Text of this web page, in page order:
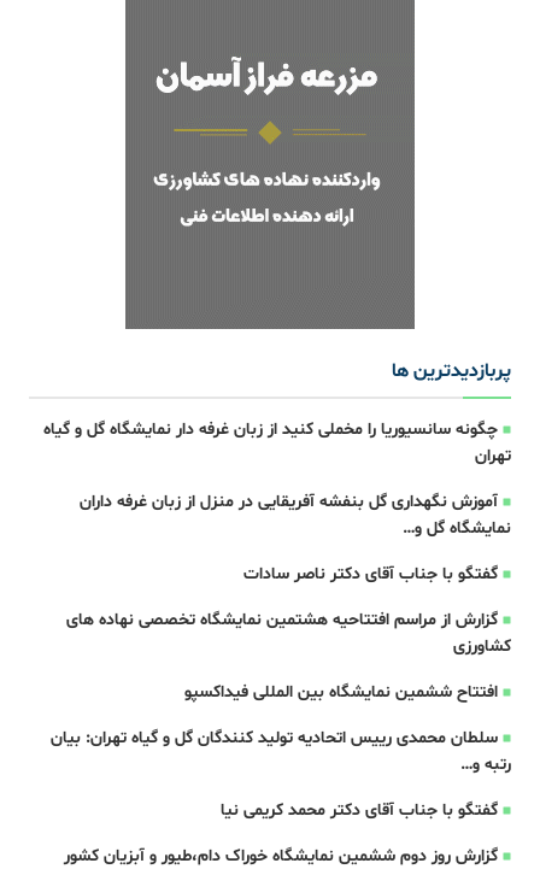
پربازدیدترین ها
چگونه سانسیوریا را مخملی کنید از زبان غرفه دار نمایشگاه گل و گیاه
تهران
آموزش نگهداری گل بنفشه آفریقایی در منزل از زبان غرفه داران
نمایشگاه گل و…
گفتگو با جناب آقای دکتر ناصر سادات
گزارش از مراسم افتتاحیه هشتمین نمایشگاه تخصصی نهاده های
کشاورزی
افتتاح ششمین نمایشگاه بین المللی فیداکسپو
سلطان محمدی رییس اتحادیه تولید کنندگان گل و گیاه تهران: بیان
رتبه و…
گفتگو با جناب آقای دکتر محمد کریمی نیا
گزارش روز دوم ششمین نمایشگاه خوراک دام،طیور و آبزیان کشور